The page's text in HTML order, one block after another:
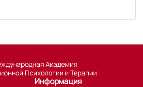
Академия
Психологии и Терапии
Информация